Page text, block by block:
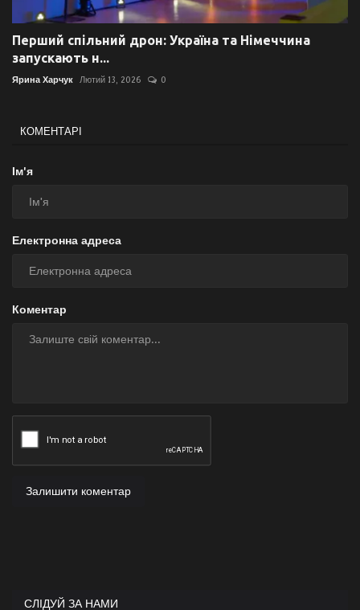
Перший спільний дрон: Україна та Німеччина
запускають н...
Ярина Харчук Лютий 13, 2026 0
КОМЕНТАРІ
Ім'я
Електронна адреса
Коментар
Залишити коментар
СЛІДУЙ ЗА НАМИ